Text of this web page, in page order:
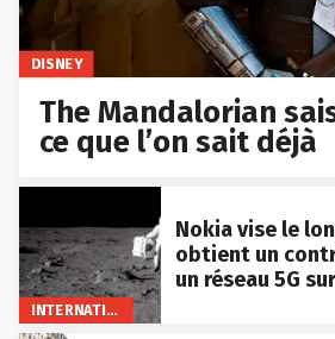
DISNEY
The Mandalorian
ce que l’on sait déjà
INTERNATIONAL
Nokia vise le
obtient un
un réseau 5G